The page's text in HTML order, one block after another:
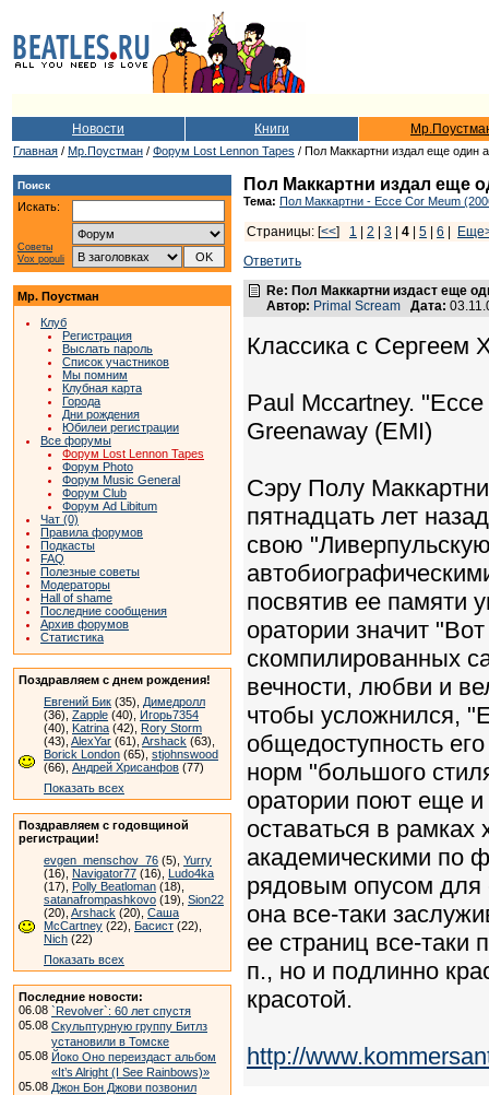
Новости Книги
Главная / Мр.Поустман / Форум Lost Lennon Tapes / Пол Маккартни издал еще один
Поиск
Искать:
Советы
Vox populi
Мр. Поустман
Клуб
Регистрация
Выслать пароль
Список участников
Мы помним
Клубная карта
Города
Дни рождения
Юбилеи регистрации
Все форумы
Форум Lost Lennon Tapes
Форум Photo
Форум Music General
Форум Club
Форум Ad Libitum
Чат (0)
Правила форумов
Подкасты
FAQ
Полезные советы
Модераторы
Hall of shame
Последние сообщения
Архив форумов
Статистика
Поздравляем с днем рождения!
Евгений Бик (35), Димедролл
(36), Zapple (40), Игорь7354
(40), Katrina (42), Rory Storm
(43), AlexYar (61), Arshack (63),
Borick London (65), stjohnswood
(66), Андрей Хрисанфов (77)
Показать всех
Поздравляем с годовщиной
регистрации!
evgen_menschov_76 (5), Yurry
(16), Navigator77 (16), Ludo4ka
(17), Polly Beatloman (18),
satanafrompashkovo (19), Sion22
(20), Arshack (20), Саша
McCartney (22), Басист (22),
Nich (22)
Показать всех
Последние новости:
06.08 `Revolver`: 60 лет спустя
05.08 Скульптурную группу Битлз
установили в Томске
05.08 Йоко Оно переиздаст альбом
«It’s Alright (I See Rainbows)»
05.08 Джон Бон Джови позвонил
Пол Маккартни издал еще
Тема: Пол Маккартни - Ecce Cor Meum
Страницы: [<<] 1 2 3 4 5 6
Ответить
Re: Пол Маккартни издаст еще
Автор: Primal Scream Дата:
Классика с Сергеем
Paul Mccartney.
Greenaway (EMI)
Сэру Полу
пятнадцать лет
свою
посвятив ее памяти
оратории значит
скомпилированных
вечности, любви и
чтобы усложнился,
общедоступность
норм "большого
оратории поют еще
оставаться в
академическими по
рядовым опусом для
она все-таки
ее страниц все-таки
п., но и подлинно
красотой.
http://